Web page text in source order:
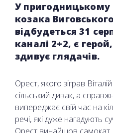
У пригодницькому
козака
відбудеться 31
каналі 2+2, є
здивує глядачів.
Орест, якого зіграв
сільський дивак, а
випереджає свій час на
речі, які дуже нагадують